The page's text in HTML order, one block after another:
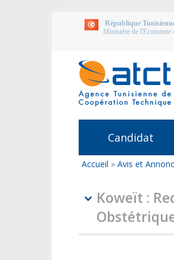
République
Ministère de l'Economie
Candidat
Vous
Accueil » Avis et
Koweït :